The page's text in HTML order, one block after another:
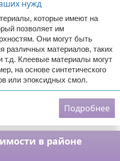
которые имеют на
позволяет им
Они могут быть
различных материалов, таких
т.д. Клеевые материалы могут
на основе синтетического
или эпоксидных смол.
Подробнее
в районе